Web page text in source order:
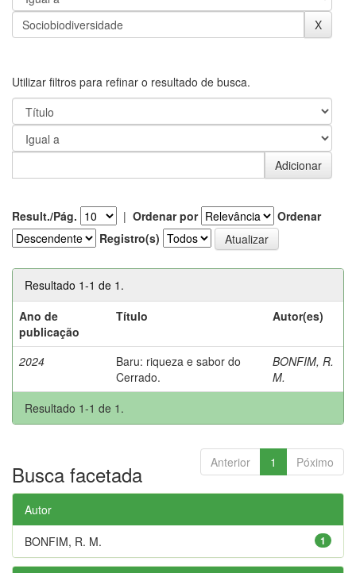
Utilizar filtros para refinar o resultado de busca.
Result./Pág. | Ordenar por
Ordenar
Registro(s)
Resultado 1-1 de 1.
Ano de
publicação
Título Autor(es)
2024
Baru: riqueza e sabor do
Cerrado.
BONFIM, R.
M.
Resultado 1-1 de 1.
Anterior 1 Póximo
Busca facetada
Autor
1
BONFIM, R. M.